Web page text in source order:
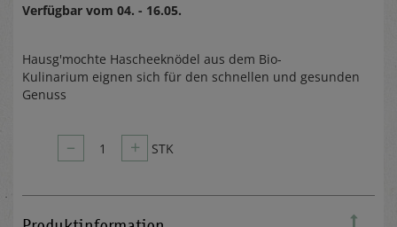
Verfügbar vom 04. - 16.05.
Hausg'mochte Hascheeknödel aus dem Bio-
Kulinarium eignen sich für den schnellen und gesunden
Genuss
– 1 + STK